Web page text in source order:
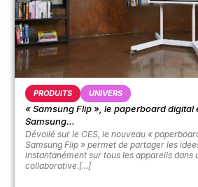
PRODUITS UNIVERS
« Samsung Flip », le paperboard
Samsung…
Dévoilé sur le CES, le nouveau «
Samsung Flip » permet de partager les
instantanément sur tous les appareils dans
collaborative.[...]